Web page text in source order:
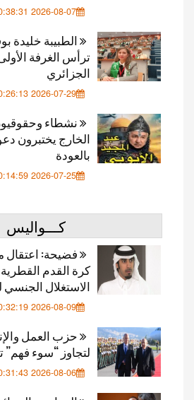
2026-08-07 00:38:31
الطبيبة خليدة
ترأس الغرفة
الجزائري
2026-07-29 00:26:13
نشطاء
الخارج يختبرون
بالعودة
2026-07-25 00:14:59
كـــواليس
فضيحة:
كرة القدم
الاستغلال الجنسي
2026-08-09 00:32:19
حزب العمل
لتجاوز “سوء فهم”
2026-08-06 00:31:43